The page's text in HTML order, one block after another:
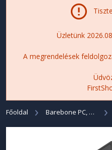
Üzletünk
A megrendelések
Főoldal Barebone PC, Asztali Brand PC